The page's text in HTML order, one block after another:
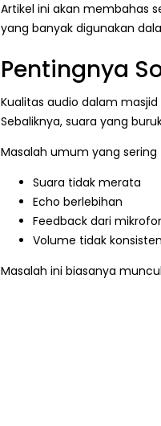
Artikel ini akan membahas
yang banyak digunakan
Pentingnya
Kualitas audio dalam
Sebaliknya, suara yang
Masalah umum yang
Suara tidak merata
Echo berlebihan
Feedback dari
Volume tidak konsisten
Masalah ini biasanya